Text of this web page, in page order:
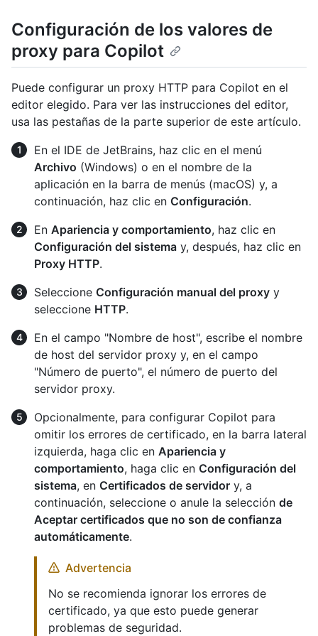
Configuración de los valores de
proxy para Copilot
Puede configurar un proxy HTTP para Copilot en el
editor elegido. Para ver las instrucciones del editor,
usa las pestañas de la parte superior de este artículo.
En el IDE de JetBrains, haz clic en el menú
Archivo (Windows) o en el nombre de la
aplicación en la barra de menús (macOS) y, a
continuación, haz clic en Configuración.
En Apariencia y comportamiento, haz clic en
Configuración del sistema y, después, haz clic en
Proxy HTTP.
Seleccione Configuración manual del proxy y
seleccione HTTP.
En el campo "Nombre de host", escribe el nombre
de host del servidor proxy y, en el campo
"Número de puerto", el número de puerto del
servidor proxy.
Opcionalmente, para configurar Copilot para
omitir los errores de certificado, en la barra lateral
izquierda, haga clic en Apariencia y
comportamiento, haga clic en Configuración del
sistema, en Certificados de servidor y, a
continuación, seleccione o anule la selección de
Aceptar certificados que no son de confianza
automáticamente.
Advertencia
No se recomienda ignorar los errores de
certificado, ya que esto puede generar
problemas de seguridad.